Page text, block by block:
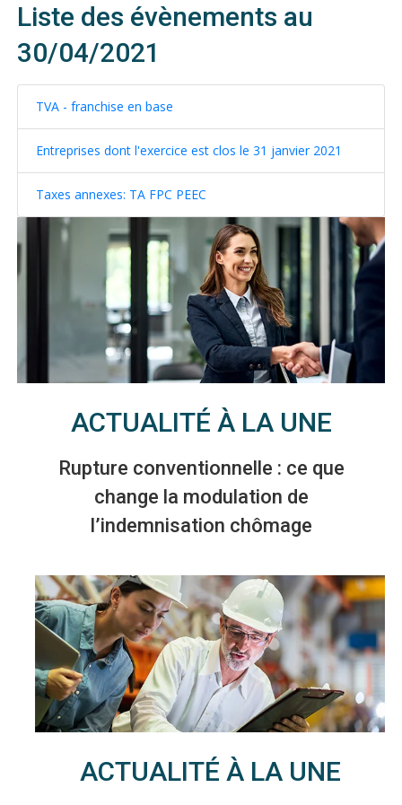
Liste des évènements au
30/04/2021
TVA - franchise en base
Entreprises dont l'exercice est clos le 31 janvier 2021
Taxes annexes: TA FPC PEEC
ACTUALITÉ À LA UNE
Rupture conventionnelle : ce que
change la modulation de
l’indemnisation chômage
ACTUALITÉ À LA UNE